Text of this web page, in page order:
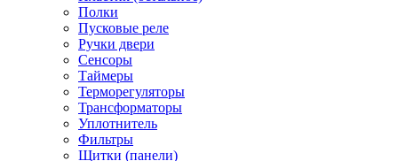
Полки
Пусковые реле
Ручки двери
Сенсоры
Таймеры
Терморегуляторы
Трансформаторы
Уплотнитель
Фильтры
Щитки (панели)